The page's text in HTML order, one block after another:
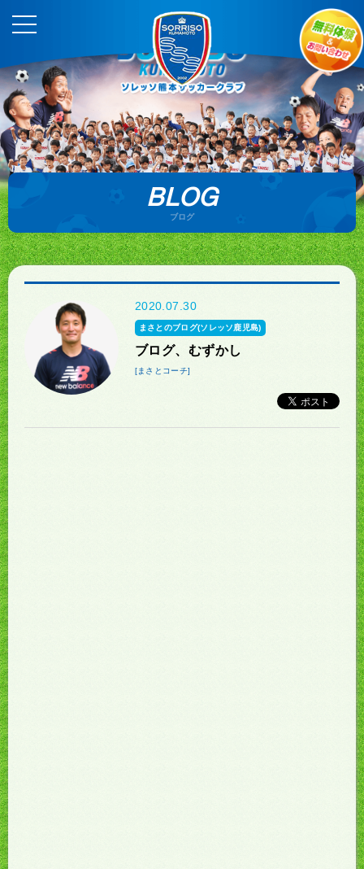
BLOG
ブログ
2020.07.30
まさとのブログ(ソレッソ鹿児島)
ブログ、むずかし
[まさとコーチ]